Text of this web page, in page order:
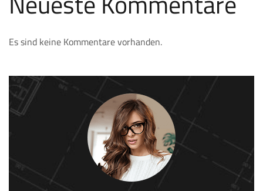
Es sind keine Kommentare vorhanden.